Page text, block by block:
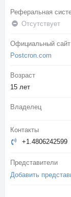
Реферальная
Отсутствует
Официальный сайт
Postcron.com
Возраст
15 лет
Владелец
Контакты
+1.4806242599
Представители
Добавить